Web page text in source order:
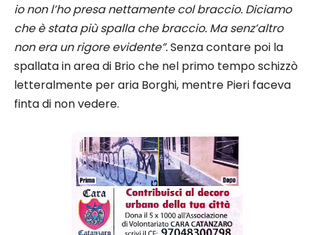
io non l’ho presa nettamente col braccio. Diciamo
che è stata più spalla che braccio. Ma senz’altro
non era un rigore evidente”.Senza contare poi la
spallata in area di Brio che nel primo tempo schizzò
letteralmente per aria Borghi, mentre Pieri faceva
finta di non vedere.